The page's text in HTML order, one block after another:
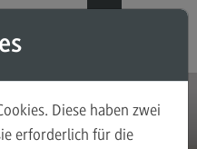
Modul-O-Mat
Diese haben zwei
erforderlich für die